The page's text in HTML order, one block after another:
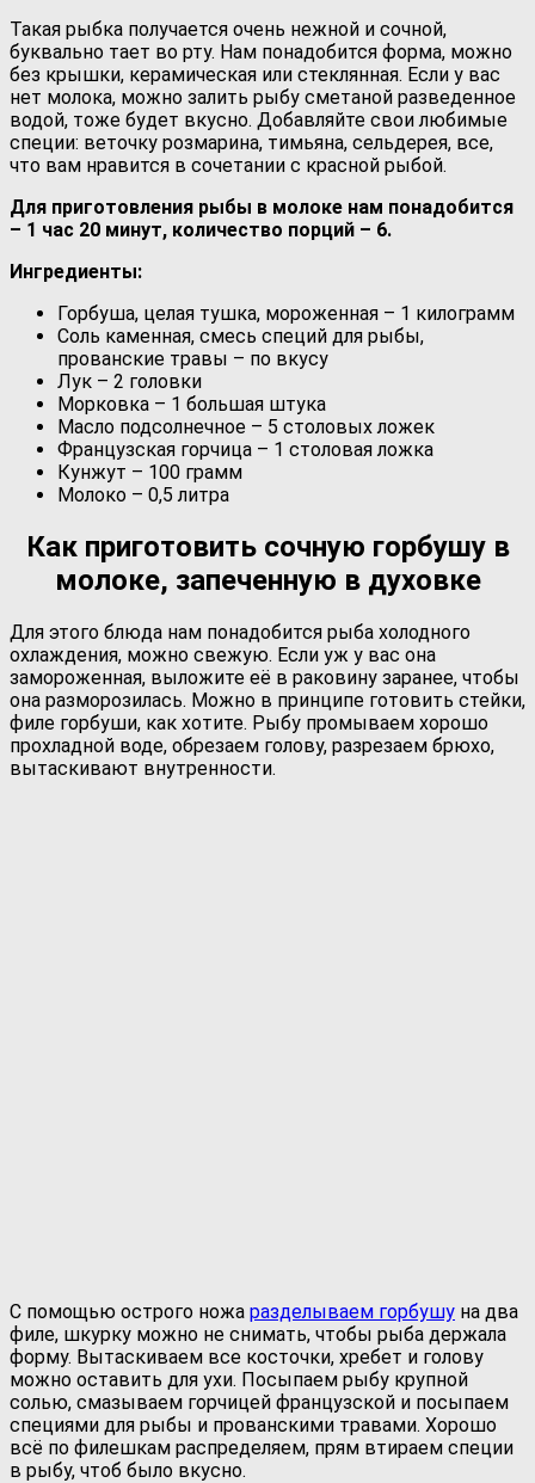
Такая рыбка получается очень нежной и сочной,
буквально тает во рту. Нам понадобится форма, можно
без крышки, керамическая или стеклянная. Если у вас
нет молока, можно залить рыбу сметаной разведенное
водой, тоже будет вкусно. Добавляйте свои любимые
специи: веточку розмарина, тимьяна, сельдерея, все,
что вам нравится в сочетании с красной рыбой.
Для приготовления рыбы в молоке нам понадобится
– 1 час 20 минут, количество порций – 6.
Ингредиенты:
Горбуша, целая тушка, мороженная – 1 килограмм
Соль каменная, смесь специй для рыбы,
прованские травы – по вкусу
Лук – 2 головки
Морковка – 1 большая штука
Масло подсолнечное – 5 столовых ложек
Французская горчица – 1 столовая ложка
Кунжут – 100 грамм
Молоко – 0,5 литра
Как приготовить сочную горбушу в
молоке, запеченную в духовке
Для этого блюда нам понадобится рыба холодного
охлаждения, можно свежую. Если уж у вас она
замороженная, выложите её в раковину заранее, чтобы
она разморозилась. Можно в принципе готовить стейки,
филе горбуши, как хотите. Рыбу промываем хорошо
прохладной воде, обрезаем голову, разрезаем брюхо,
вытаскивают внутренности.
С помощью острого ножа разделываем горбушу на два
филе, шкурку можно не снимать, чтобы рыба держала
форму. Вытаскиваем все косточки, хребет и голову
можно оставить для ухи. Посыпаем рыбу крупной
солью, смазываем горчицей французской и посыпаем
специями для рыбы и прованскими травами. Хорошо
всё по филешкам распределяем, прям втираем специи
в рыбу, чтоб было вкусно.